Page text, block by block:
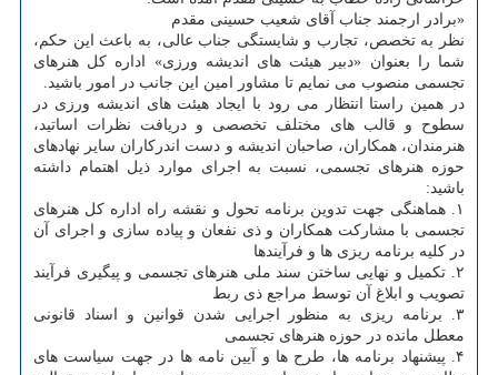
«برادر ارجمند جناب آقای شعیب حسینی مقدم
نظر به تخصص، تجارب و شایستگی جناب عالی، به باعث این حکم،
شما را بعنوان «دبیر هیئت های اندیشه ورزی» اداره کل هنرهای
تجسمی منصوب می نمایم تا مشاور امین این جانب در امور باشید.
در همین راستا انتظار می رود با ایجاد هیئت های اندیشه ورزی در
سطوح و قالب های مختلف تخصصی و دریافت نظرات اساتید،
هنرمندان، همکاران، صاحبان اندیشه و دست اندرکاران سایر نهادهای
حوزه هنرهای تجسمی، نسبت به اجرای موارد ذیل اهتمام داشته
باشید:
۱. هماهنگی جهت تدوین برنامه تحول و نقشه راه اداره کل هنرهای
تجسمی با مشارکت همکاران و ذی نفعان و پیاده سازی و اجرای آن
در کلیه برنامه ریزی ها و فرآیندها
۲. تکمیل و نهایی ساختن سند ملی هنرهای تجسمی و پیگیری فرآیند
تصویب و ابلاغ آن توسط مراجع ذی ربط
۳. برنامه ریزی به منظور اجرایی شدن قوانین و اسناد قانونی
معطل مانده در حوزه هنرهای تجسمی
۴. پیشنهاد برنامه ها، طرح ها و آیین نامه ها در جهت سیاست های